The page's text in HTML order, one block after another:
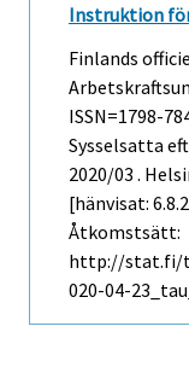
Instruktion
Finlands
ISSN=1798-
Sysselsatta
2020/03 .
[hänvisat:
Åtkomstsätt:
http://stat.fi/
020-04-